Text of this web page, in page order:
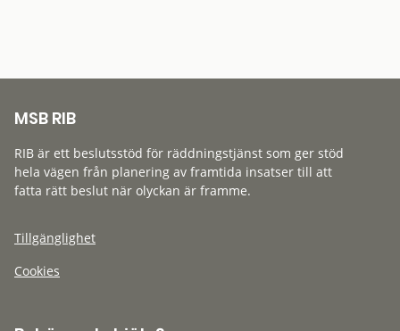
MSB RIB
RIB är ett beslutsstöd för räddningstjänst som ger stöd
hela vägen från planering av framtida insatser till att
fatta rätt beslut när olyckan är framme.
Tillgänglighet
Cookies